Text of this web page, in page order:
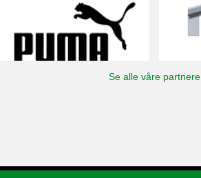
Se alle våre partnere